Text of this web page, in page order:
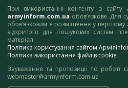
При використанні контенту з
armyinform.com.ua обов’язкове. Для
обов’язковим є розміщення у першому
відкритого для пошукових систем
матеріал.
Політика користування сайтом
Політика використання файлів cookie
Зауваження та пропозиції по роботі
webmaster@armyinform.com.ua